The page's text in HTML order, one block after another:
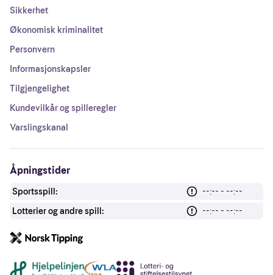
Sikkerhet
Økonomisk kriminalitet
Personvern
Informasjonskapsler
Tilgjengelighet
Kundevilkår og spilleregler
Varslingskanal
Åpningstider
Sportsspill:
--:-- - --:--
Lotterier og andre spill:
--:-- - --:--
Andre lenker